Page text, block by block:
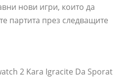
нови игри, които да
партита през следващите
2 Kara Igracite Da Sporat